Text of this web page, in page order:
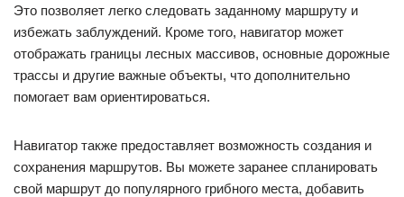
Это позволяет легко следовать заданному маршруту и
избежать заблуждений. Кроме того, навигатор может
отображать границы лесных массивов, основные дорожные
трассы и другие важные объекты, что дополнительно
помогает вам ориентироваться.
Навигатор также предоставляет возможность создания и
сохранения маршрутов. Вы можете заранее спланировать
свой маршрут до популярного грибного места, добавить